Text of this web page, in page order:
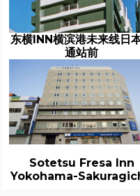
东横INN横滨港未来线日
通站前
Sotetsu Fresa Inn
Yokohama-